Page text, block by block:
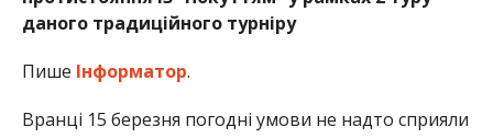
даного традиційного турніру
Пише Інформатор.
Вранці 15 березня погодні умови не надто сприяли